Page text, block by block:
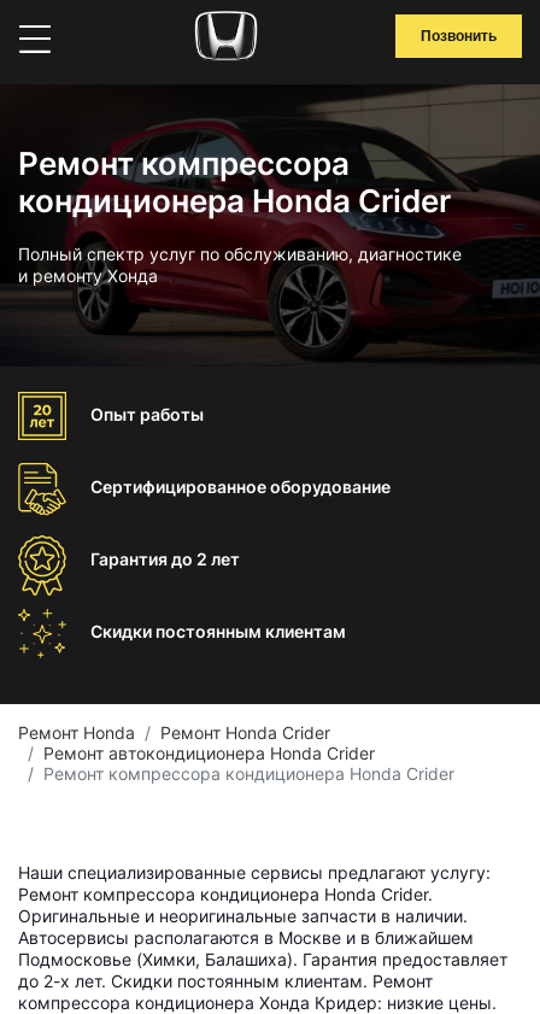
Позвонить
Ремонт компрессора
кондиционера Honda Crider
Полный спектр услуг по обслуживанию, диагностике
и ремонту Хонда
Опыт работы
Сертифицированноеоборудование
Гарантиядо 2 лет
Скидки постоянным клиентам
Ремонт Honda
Ремонт Honda Crider
Ремонт автокондиционера Honda Crider
Ремонт компрессора кондиционера Honda Crider
Наши специализированные сервисы предлагают услугу:
Ремонт компрессора кондиционера Honda Crider.
Оригинальные и неоригинальные запчасти в наличии.
Автосервисы располагаются в Москве и в ближайшем
Подмосковье (Химки, Балашиха). Гарантия предоставляет
до 2-х лет. Скидки постоянным клиентам. Ремонт
компрессора кондиционера Хонда Кридер: низкие цены.